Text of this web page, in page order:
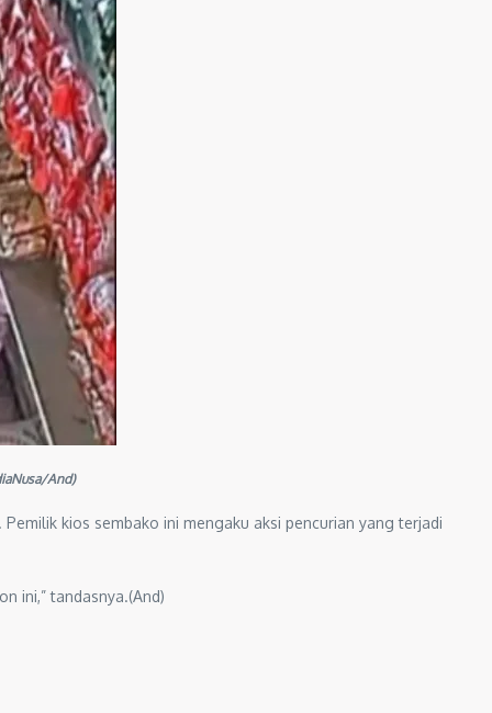
And)
kios sembako ini mengaku aksi pencurian yang terjadi
ini,” tandasnya.(And)